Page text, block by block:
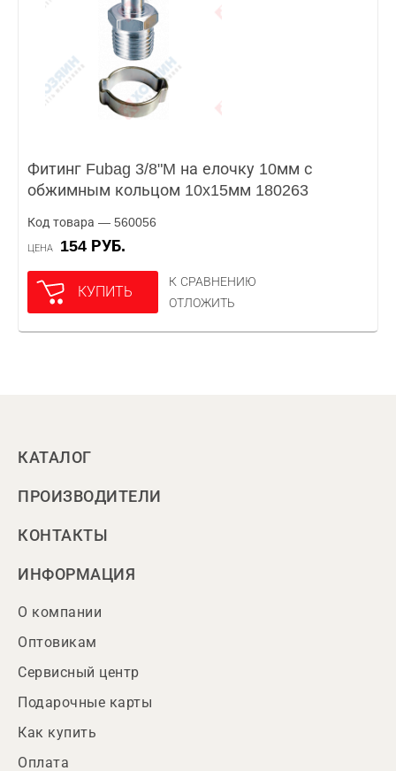
Фитинг Fubag 3/8"M на елочку 10мм с
обжимным кольцом 10x15мм 180263
Код товара — 560056
ЦЕНА 154 РУБ.
КУПИТЬ
К СРАВНЕНИЮ
ОТЛОЖИТЬ
КАТАЛОГ
ПРОИЗВОДИТЕЛИ
КОНТАКТЫ
ИНФОРМАЦИЯ
О компании
Оптовикам
Сервисный центр
Подарочные карты
Как купить
Оплата